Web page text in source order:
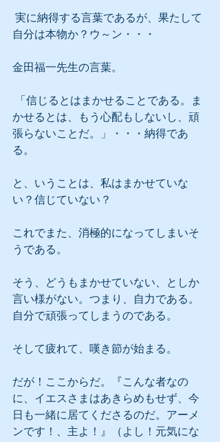
自分は本物か？ウ～ン・・・
金田福一先生の言葉。
かせるとは、もう心配もしないし、頑
張らないことだ。」・・・納得であ
る。
と、いうことは、私はまかせていな
い？信じていない？
これでまた、消極的になってしまいそ
うである。
そう、どうもまかせていない、としか
言い様がない。つまり、自力である。
自分で頑張ってしまうのである。
そして疲れて、嘆き節が始まる。
だが！ここからだ。『こんな者なの
に、イエスさまはあきらめもせず、今
日も一緒に居てくださるのだ。アーメ
ンです！、主よ！』（よし！元気にな